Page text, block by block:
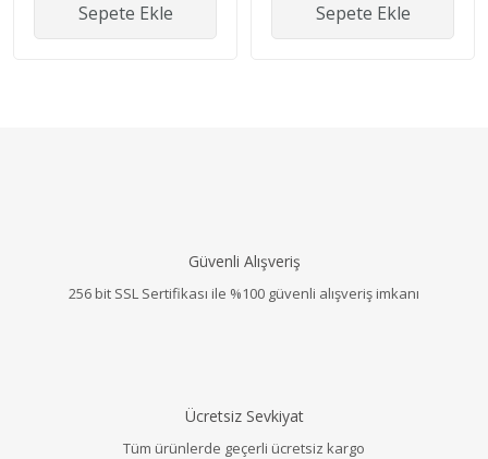
Sepete Ekle Sepete Ekle
Güvenli Alışveriş
256 bit SSL Sertifikası ile %100 güvenli alışveriş imkanı
Ücretsiz Sevkiyat
Tüm ürünlerde geçerli ücretsiz kargo